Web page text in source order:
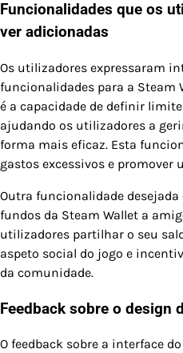
Funcionalidades que os
ver adicionadas
Os utilizadores expressaram
funcionalidades para a Steam
é a capacidade de definir
ajudando os utilizadores a
forma mais eficaz. Esta
gastos excessivos e promover
Outra funcionalidade desejada
fundos da Steam Wallet a
utilizadores partilhar o seu
aspeto social do jogo e
da comunidade.
Feedback sobre o design
O feedback sobre a interface